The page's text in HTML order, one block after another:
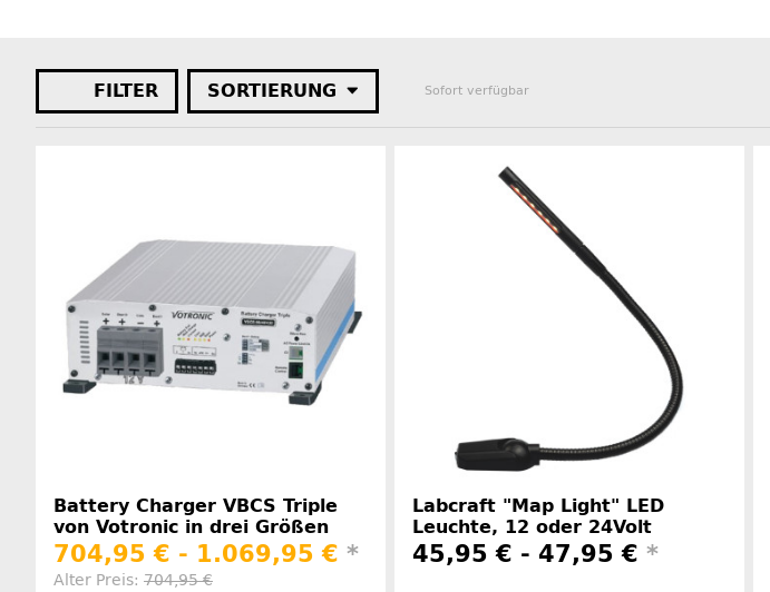
FILTER SORTIERUNG Sofort verfügbar
Battery Charger VBCS Triple
von Votronic in drei Größen
704,95 € - 1.069,95 € *
Alter Preis: 704,95 €
Labcraft "Map Light" LED
Leuchte, 12 oder 24Volt
45,95 € - 47,95 € *